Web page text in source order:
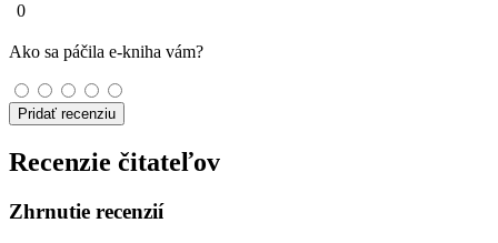
0
Ako sa páčila e-kniha vám?
Pridať recenziu
Recenzie čitateľov
Zhrnutie recenzií